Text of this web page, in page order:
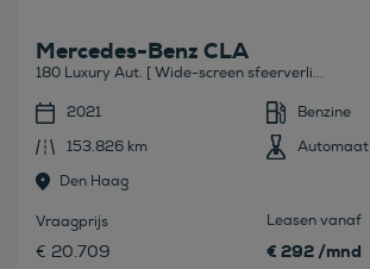
Mercedes-Benz CLA
180 Luxury Aut. [ Wide-screen sfeerverli...
2021
Benzine
153.826 km
Automaat
Den Haag
Vraagprijs
€ 20.709
Leasen vanaf
€ 292 /mnd